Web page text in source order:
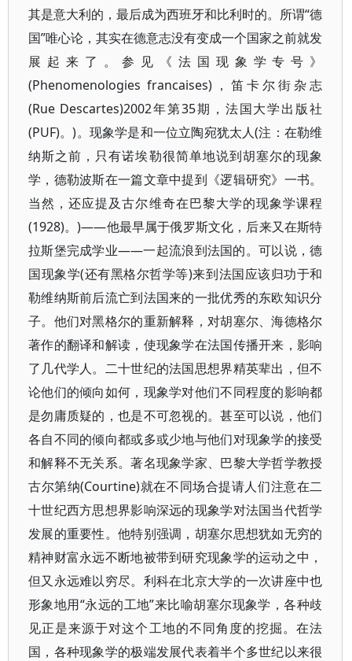
其是意大利的，最后成为西班牙和比利时的。所谓“德
国”唯心论，其实在德意志没有变成一个国家之前就发
展起来了。参见《法国现象学专号》
(Phenomenologies francaises)，笛卡尔街杂志
(Rue Descartes)2002年第35期，法国大学出版社
(PUF)。)。现象学是和一位立陶宛犹太人(注：在勒维
纳斯之前，只有诺埃勒很简单地说到胡塞尔的现象
学，德勒波斯在一篇文章中提到《逻辑研究》一书。
当然，还应提及古尔维奇在巴黎大学的现象学课程
(1928)。)——他最早属于俄罗斯文化，后来又在斯特
拉斯堡完成学业——一起流浪到法国的。可以说，德
国现象学(还有黑格尔哲学等)来到法国应该归功于和
勒维纳斯前后流亡到法国来的一批优秀的东欧知识分
子。他们对黑格尔的重新解释，对胡塞尔、海德格尔
著作的翻译和解读，使现象学在法国传播开来，影响
了几代学人。二十世纪的法国思想界精英辈出，但不
论他们的倾向如何，现象学对他们不同程度的影响都
是勿庸质疑的，也是不可忽视的。甚至可以说，他们
各自不同的倾向都或多或少地与他们对现象学的接受
和解释不无关系。著名现象学家、巴黎大学哲学教授
古尔第纳(Courtine)就在不同场合提请人们注意在二
十世纪西方思想界影响深远的现象学对法国当代哲学
发展的重要性。他特别强调，胡塞尔思想犹如无穷的
精神财富永远不断地被带到研究现象学的运动之中，
但又永远难以穷尽。利科在北京大学的一次讲座中也
形象地用“永远的工地”来比喻胡塞尔现象学，各种歧
见正是来源于对这个工地的不同角度的挖掘。在法
国，各种现象学的极端发展代表着半个多世纪以来很